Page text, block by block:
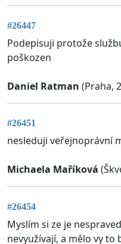
#26447
Podepisuji protože
poškozen
Daniel Ratman (Praha,
#26451
nesleduji veřejnoprávní
Michaela Maříková
#26454
Myslím si ze je
nevyužívají, a mělo vy to